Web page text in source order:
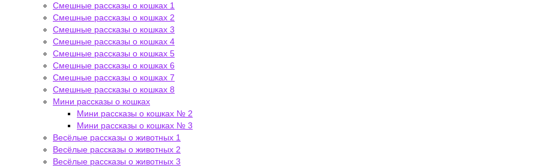
Смешные рассказы о кошках 1
Смешные рассказы о кошках 2
Смешные рассказы о кошках 3
Смешные рассказы о кошках 4
Смешные рассказы о кошках 5
Смешные рассказы о кошках 6
Смешные рассказы о кошках 7
Смешные рассказы о кошках 8
Мини рассказы о кошках
Мини рассказы о кошках № 2
Мини рассказы о кошках № 3
Весёлые рассказы о животных 1
Весёлые рассказы о животных 2
Весёлые рассказы о животных 3